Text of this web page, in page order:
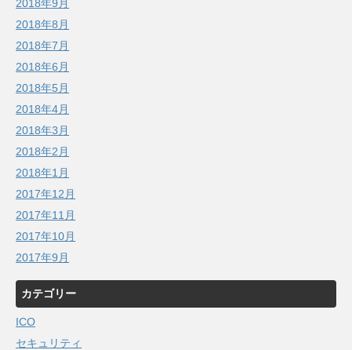
2018年9月
2018年8月
2018年7月
2018年6月
2018年5月
2018年4月
2018年3月
2018年2月
2018年1月
2017年12月
2017年11月
2017年10月
2017年9月
カテゴリー
ICO
セキュリティ